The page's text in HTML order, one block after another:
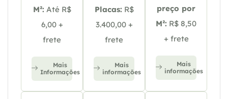
M²: Até R$
6,00 +
frete
Mais
Informações
Placas: R$
3.400,00 +
frete
Mais
informações
preço por
M²: R$ 8,50
+ frete
Mais
informações